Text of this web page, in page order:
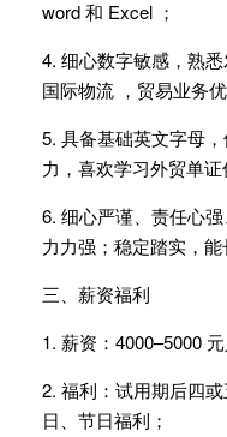
word 和 Excel ；
4. 细心数字敏感，熟
国际物流 ，贸易业务优
5. 具备基础英文字母
力，喜欢学习外贸单证
6. 细心严谨、责任心
力力强；稳定踏实，能
三、薪资福利
1. 薪资：4000–5000
2. 福利：试用期后四
日、节日福利；